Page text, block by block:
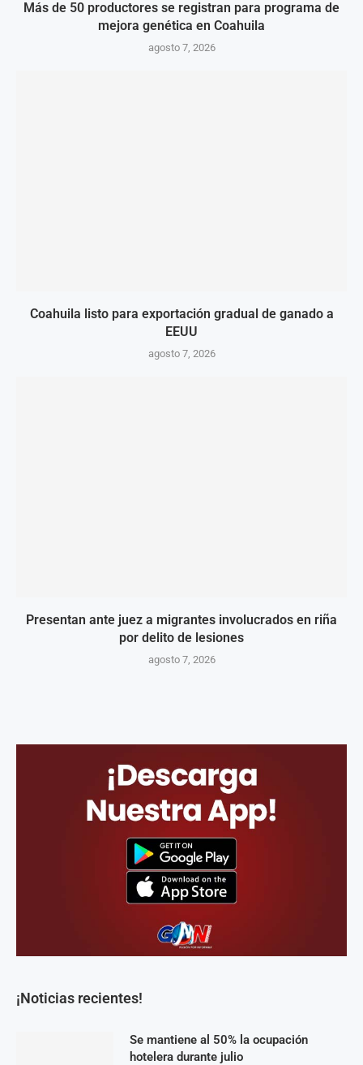
Más de 50 productores se registran para programa de
mejora genética en Coahuila
agosto 7, 2026
Coahuila listo para exportación gradual de ganado a
EEUU
agosto 7, 2026
Presentan ante juez a migrantes involucrados en riña
por delito de lesiones
agosto 7, 2026
¡Noticias recientes!
Se mantiene al 50% la ocupación
hotelera durante julio